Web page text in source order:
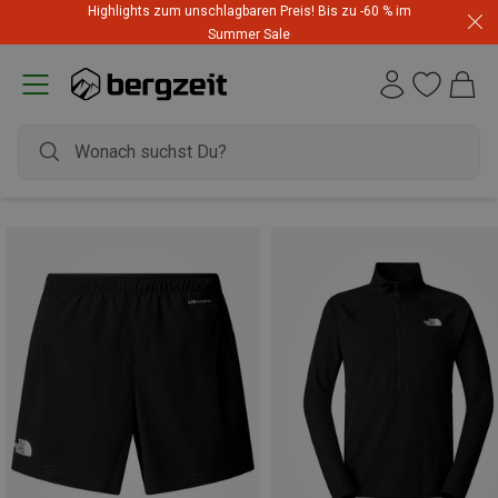
Highlights zum unschlagbaren Preis! Bis zu -60 % im
Summer Sale